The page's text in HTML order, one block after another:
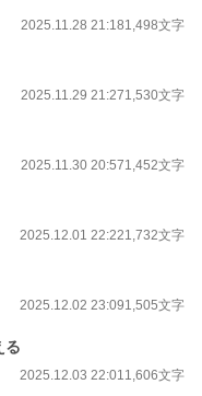
2025.11.28 21:181,498文字
2025.11.29 21:271,530文字
2025.11.30 20:571,452文字
2025.12.01 22:221,732文字
2025.12.02 23:091,505文字
る
2025.12.03 22:011,606文字